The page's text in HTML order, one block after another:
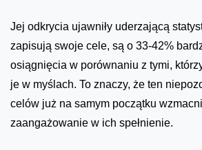
Jej odkrycia ujawniły uderzającą
zapisują swoje cele, są o 33-42%
osiągnięcia w porównaniu z tymi,
je w myślach. To znaczy, że ten
celów już na samym początku
zaangażowanie w ich spełnienie.